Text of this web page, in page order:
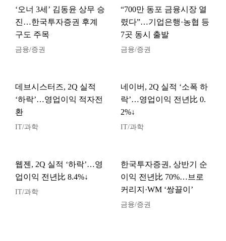
‘오너 3세’ 김동윤 상무 승
진…한국투자증권 후계
구도 주목
금융/증권
“700만 동포 금융시장 열
렸다”…기업은행·농협 등
7곳 동시 출발
금융/증권
데브시스터즈, 2Q 실적
‘하락’…영업이익 적자전
환
IT/과학
네이버, 2Q 실적 ‘소폭 하
락’…영업이익 전년比 0.
2%↓
IT/과학
웹젠, 2Q 실적 ‘하락’…영
업이익 전년比 8.4%↓
IT/과학
한국투자증권, 상반기 순
이익 전년比 70%…브로
커리지·WM ‘쌍끌이’
금융/증권